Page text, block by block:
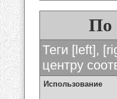
По
Теги [left],
центру
Использование